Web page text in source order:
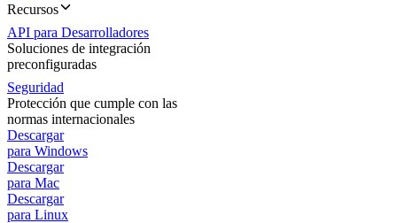
Recursos
API para Desarrolladores
Soluciones de integración
preconfiguradas
Seguridad
Protección que cumple con las
normas internacionales
Descargar
para Windows
Descargar
para Mac
Descargar
para Linux